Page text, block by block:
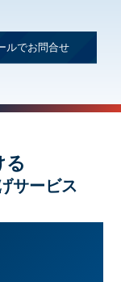
ルでお問合せ
る
サービス